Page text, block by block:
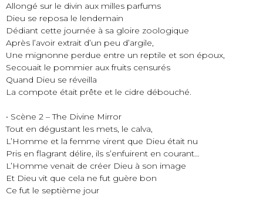
Allongé sur le divin aux milles parfums
Dieu se reposa le lendemain
Dédiant cette journée à sa gloire zoologique
Après l’avoir extrait d’un peu d’argile,
Une mignonne perdue entre un reptile et son époux,
Secouait le pommier aux fruits censurés
Quand Dieu se réveilla
La compote était prête et le cidre débouché.
• Scène 2 – The Divine Mirror
Tout en dégustant les mets, le calva,
L’Homme et la femme virent que Dieu était nu
Pris en flagrant délire, ils s’enfuirent en courant…
L’Homme venait de créer Dieu à son image
Et Dieu vit que cela ne fut guère bon
Ce fut le septième jour